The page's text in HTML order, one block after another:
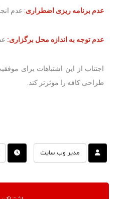
عدم برنامه ریزی اضطراری:عدم
عدم توجه به اندازه محل برگزاری:
اجتناب از این اشتباهات برای
طراحی کافه را موثرتر کند.
مدیر وب سایت